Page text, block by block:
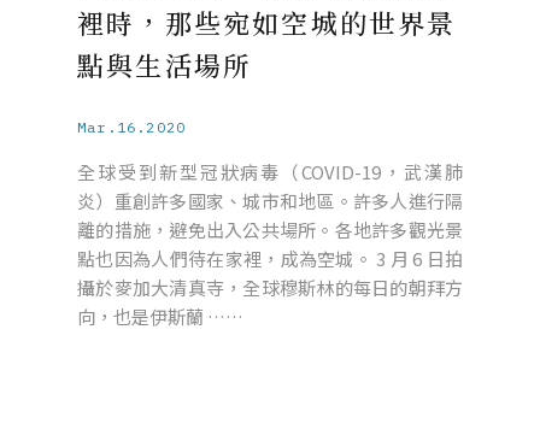
裡時，那些宛如空城的世界景
點與生活場所
Mar.16.2020
全球受到新型冠狀病毒（COVID-19，武漢肺
炎）重創許多國家、城市和地區。許多人進行隔
離的措施，避免出入公共場所。各地許多觀光景
點也因為人們待在家裡，成為空城。 3 月 6 日拍
攝於麥加大清真寺，全球穆斯林的每日的朝拜方
向，也是伊斯蘭 ……